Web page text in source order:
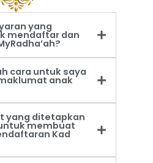
yang
mendaftar dan
cara untuk saya
anak
yang ditetapkan
membuat
Kad